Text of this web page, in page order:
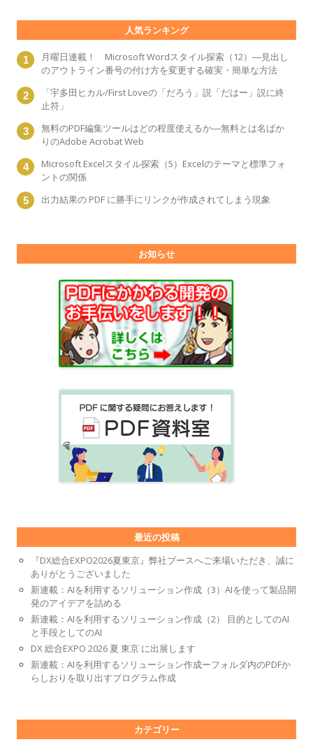
人気ランキング
月曜日連載！ Microsoft Wordスタイル探索（12）―見出し
のアウトライン番号の付け方を変更する確実・簡単な方法
「宇多田ヒカル/First Loveの「だろう」説「だはー」説に終
止符」
無料のPDF編集ツールはどの程度使えるか―無料とは名ばか
りのAdobe Acrobat Web
Microsoft Excelスタイル探索（5）Excelのテーマと標準フォ
ントの関係
出力結果の PDF に勝手にリンクが作成されてしまう現象
お知らせ
最近の投稿
『DX総合EXPO2026夏東京』弊社ブースへご来場いただき、誠に
ありがとうございました
新連載：AIを利用するソリューション作成（3）AIを使って製品開
発のアイデアを詰める
新連載：AIを利用するソリューション作成（2） 目的としてのAI
と手段としてのAI
DX 総合EXPO 2026 夏 東京 に出展します
新連載：AIを利用するソリューション作成ーフォルダ内のPDFか
らしおりを取り出すプログラム作成
カテゴリー